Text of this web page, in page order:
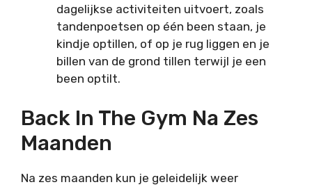
dagelijkse activiteiten uitvoert, zoals
tandenpoetsen op één been staan, je
kindje optillen, of op je rug liggen en je
billen van de grond tillen terwijl je een
been optilt.
Back In The Gym Na Zes
Maanden
Na zes maanden kun je geleidelijk weer